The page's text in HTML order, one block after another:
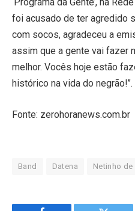
foi acusado de ter agredido
com socos, agradeceu a
assim que a gente vai fazer
melhor. Vocês hoje estão
histórico na vida do negrão!”.
Fonte: zerohoranews.com.br
Band Datena Netinho de